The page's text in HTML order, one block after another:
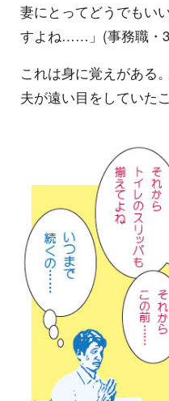
妻にとってどうでもい
すよね……」(事務職・
これは身に覚えがある
夫が遠い目をしていた